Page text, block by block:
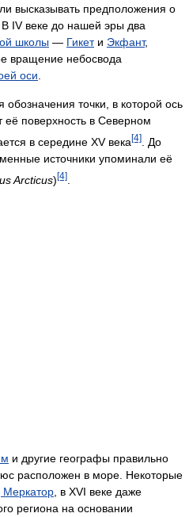
высказывать предположения о
В IV веке до нашей эры два
школы — Гикети Экфант,
вращение небосвода
оси.
обозначения точки, в которой ось
поверхность в Северном
в середине XV века [4]
. До
источники упоминали её
Arcticus) [4]
и другие географы правильно
расположен в море. Некоторые
Меркатор , в XVI веке даже
региона на основании